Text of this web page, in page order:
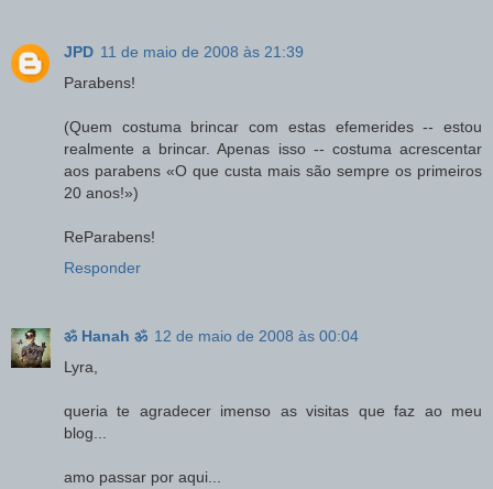
JPD 11 de maio de 2008 às 21:39
Parabens!
(Quem costuma brincar com estas efemerides -- estou
realmente a brincar. Apenas isso -- costuma acrescentar
aos parabens «O que custa mais são sempre os primeiros
20 anos!»)
ReParabens!
Responder
ॐ Hanah ॐ 12 de maio de 2008 às 00:04
Lyra,
queria te agradecer imenso as visitas que faz ao meu
blog...
amo passar por aqui...